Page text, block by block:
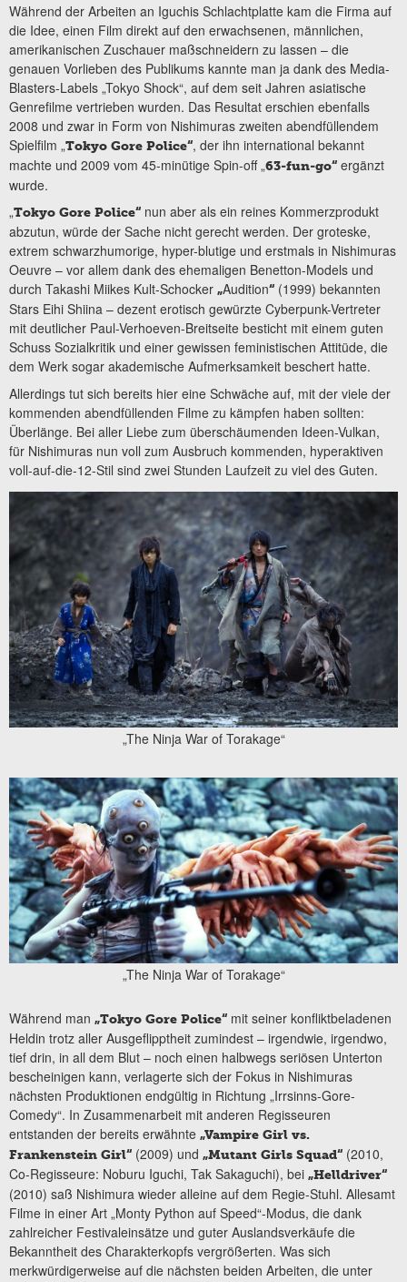
Während der Arbeiten an Iguchis Schlachtplatte kam die Firma auf
die Idee, einen Film direkt auf den erwachsenen, männlichen,
amerikanischen Zuschauer maßschneidern zu lassen – die
genauen Vorlieben des Publikums kannte man ja dank des Media-
Blasters-Labels „Tokyo Shock“, auf dem seit Jahren asiatische
Genrefilme vertrieben wurden. Das Resultat erschien ebenfalls
2008 und zwar in Form von Nishimuras zweiten abendfüllendem
Spielfilm „Tokyo Gore Police“, der ihn international bekannt
machte und 2009 vom 45-minütige Spin-off „63-fun-go“ ergänzt
wurde.
„Tokyo Gore Police“ nun aber als ein reines Kommerzprodukt
abzutun, würde der Sache nicht gerecht werden. Der groteske,
extrem schwarzhumorige, hyper-blutige und erstmals in Nishimuras
Oeuvre – vor allem dank des ehemaligen Benetton-Models und
durch Takashi Miikes Kult-Schocker „Audition“ (1999) bekannten
Stars Eihi Shiina – dezent erotisch gewürzte Cyberpunk-Vertreter
mit deutlicher Paul-Verhoeven-Breitseite besticht mit einem guten
Schuss Sozialkritik und einer gewissen feministischen Attitüde, die
dem Werk sogar akademische Aufmerksamkeit beschert hatte.
Allerdings tut sich bereits hier eine Schwäche auf, mit der viele der
kommenden abendfüllenden Filme zu kämpfen haben sollten:
Überlänge. Bei aller Liebe zum überschäumenden Ideen-Vulkan,
für Nishimuras nun voll zum Ausbruch kommenden, hyperaktiven
voll-auf-die-12-Stil sind zwei Stunden Laufzeit zu viel des Guten.
„The Ninja War of Torakage“
„The Ninja War of Torakage“
Während man „Tokyo Gore Police“ mit seiner konfliktbeladenen
Heldin trotz aller Ausgeflipptheit zumindest – irgendwie, irgendwo,
tief drin, in all dem Blut – noch einen halbwegs seriösen Unterton
bescheinigen kann, verlagerte sich der Fokus in Nishimuras
nächsten Produktionen endgültig in Richtung „Irrsinns-Gore-
Comedy“. In Zusammenarbeit mit anderen Regisseuren
entstanden der bereits erwähnte „Vampire Girl vs.
Frankenstein Girl“ (2009) und „Mutant Girls Squad“ (2010,
Co-Regisseure: Noburu Iguchi, Tak Sakaguchi), bei „Helldriver“
(2010) saß Nishimura wieder alleine auf dem Regie-Stuhl. Allesamt
Filme in einer Art „Monty Python auf Speed“-Modus, die dank
zahlreicher Festivaleinsätze und guter Auslandsverkäufe die
Bekanntheit des Charakterkopfs vergrößerten. Was sich
merkwürdigerweise auf die nächsten beiden Arbeiten, die unter